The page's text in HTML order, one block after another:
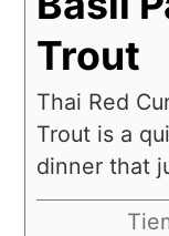
Trout
Thai Red
Trout is a
dinner that